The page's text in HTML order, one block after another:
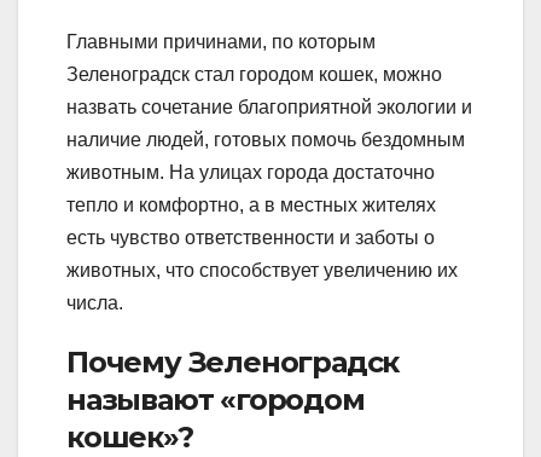
Главными причинами, по которым
Зеленоградск стал городом кошек, можно
назвать сочетание благоприятной экологии и
наличие людей, готовых помочь бездомным
животным. На улицах города достаточно
тепло и комфортно, а в местных жителях
есть чувство ответственности и заботы о
животных, что способствует увеличению их
числа.
Почему Зеленоградск
называют «городом
кошек»?